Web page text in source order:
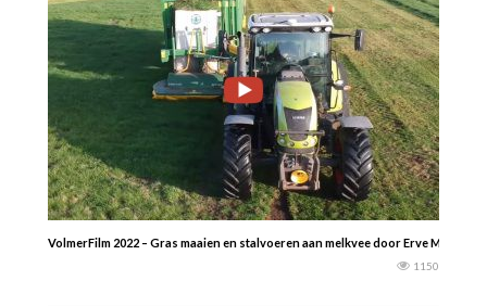
VolmerFilm 2022 – Gras maaien en stalvoeren aan melkvee door Erve
1150